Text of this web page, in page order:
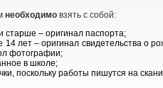
необходимо взять с собой:
старше – оригинал паспорта;
14 лет – оригинал свидетельства о
фотографии;
в школе;
поскольку работы пишутся на